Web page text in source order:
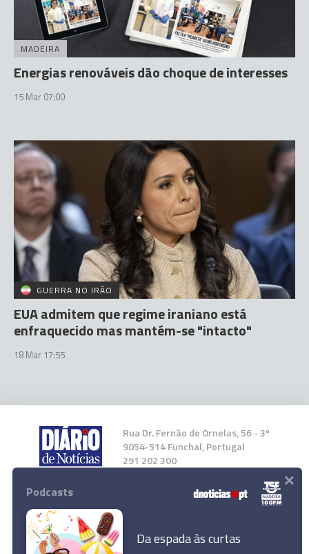
MADEIRA
Energias renováveis dão choque de interesses
15 Mar 07:00
GUERRA NO IRÃO
EUA admitem que regime iraniano está
enfraquecido mas mantém-se "intacto"
18 Mar 17:55
Rua Dr. Fernão de Ornelas, 56 - 3º
9054-514 Funchal, Portugal
291 202 300
Instale a nossa App
Podcasts
Da espada às curtas
×